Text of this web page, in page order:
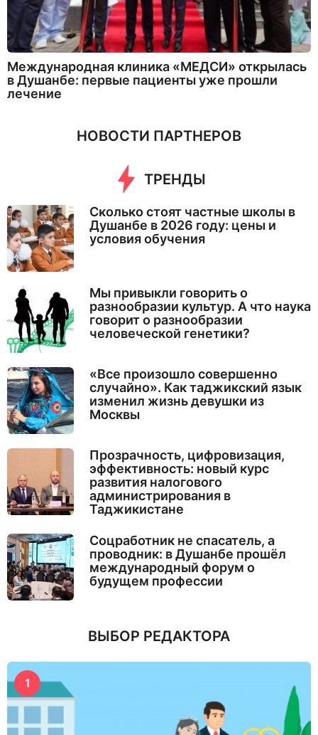
Международная клиника «МЕДСИ» открылась
в Душанбе: первые пациенты уже прошли
лечение
НОВОСТИ ПАРТНЕРОВ
ТРЕНДЫ
Сколько стоят частные школы в
Душанбе в 2026 году: цены и
условия обучения
Мы привыкли говорить о
разнообразии культур. А что наука
говорит о разнообразии
человеческой генетики?
«Все произошло совершенно
случайно». Как таджикский язык
изменил жизнь девушки из
Москвы
Прозрачность, цифровизация,
эффективность: новый курс
развития налогового
администрирования в
Таджикистане
Соцработник не спасатель, а
проводник: в Душанбе прошёл
международный форум о
будущем профессии
ВЫБОР РЕДАКТОРА
1